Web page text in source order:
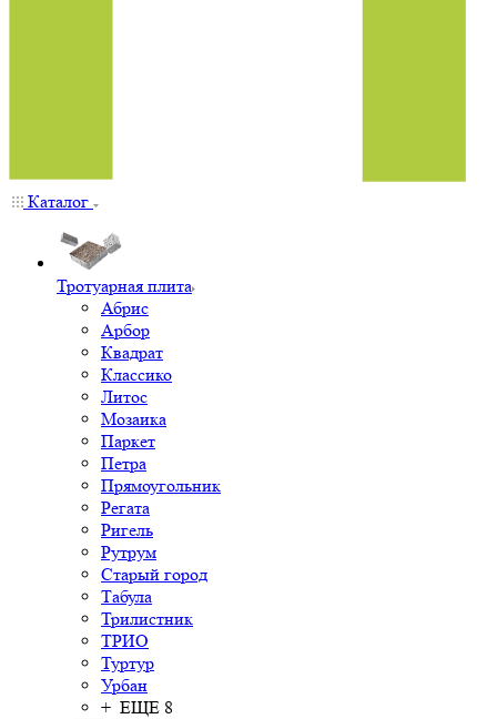
Каталог
Тротуарная плита
Абрис
Арбор
Квадрат
Классико
Литос
Мозаика
Паркет
Петра
Прямоугольник
Регата
Ригель
Рутрум
Старый город
Табула
Трилистник
ТРИО
Туртур
Урбан
+ ЕЩЕ 8